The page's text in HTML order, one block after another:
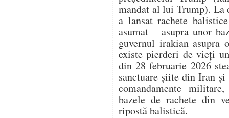
mandat al lui Trump). La
a lansat rachete
asumat – asupra unor
guvernul irakian asupra
existe pierderi de vieți
din 28 februarie 2026
sanctuare șiite din Iran
comandamente
bazele de rachete din
ripostă balistică.